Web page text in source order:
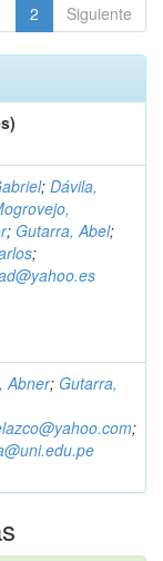
2 Siguiente
; Dávila,
; Gutarra, Abel;
;
Abner; Gutarra,
;